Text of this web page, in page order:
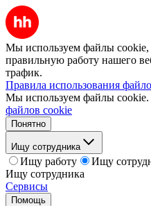
Мы используем файлы cookie,
правильную работу нашего
трафик.
Правила использования
Мы используем файлы cookie.
файлов cookie
Понятно
Ищу сотрудника
Ищу работу
Ищу
Ищу сотрудника
Сервисы
Помощь